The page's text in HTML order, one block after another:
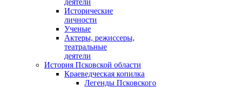
деятели
Исторические
личности
Ученые
Актеры, режиссеры,
театральные
деятели
История Псковской области
Краеведческая копилка
Легенды Псковского